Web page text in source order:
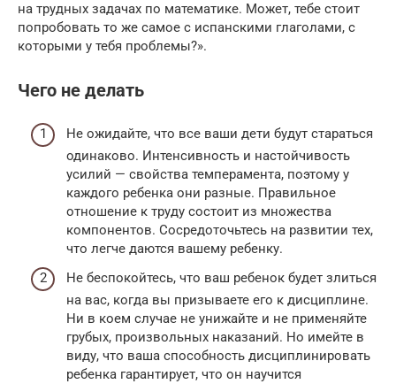
на трудных задачах по математике. Может, тебе стоит
попробовать то же самое с испанскими глаголами, с
которыми у тебя проблемы?».
Чего не делать
Не ожидайте, что все ваши дети будут стараться
одинаково. Интенсивность и настойчивость
усилий — свойства темперамента, поэтому у
каждого ребенка они разные. Правильное
отношение к труду состоит из множества
компонентов. Сосредоточьтесь на развитии тех,
что легче даются вашему ребенку.
Не беспокойтесь, что ваш ребенок будет злиться
на вас, когда вы призываете его к дисциплине.
Ни в коем случае не унижайте и не применяйте
грубых, произвольных наказаний. Но имейте в
виду, что ваша способность дисциплинировать
ребенка гарантирует, что он научится